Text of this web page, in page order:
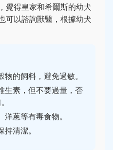
覺得皇家和希爾斯的幼犬
可以諮詢獸醫，根據幼犬
的飼料，避免過敏。
生素，但不要過量，否
蔥等有毒食物。
清潔。